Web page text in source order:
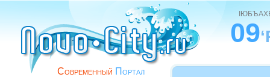
Современный Портал
09